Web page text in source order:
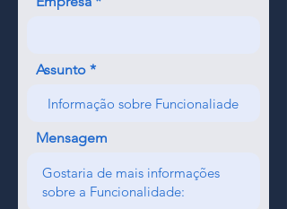
Assunto
Mensagem